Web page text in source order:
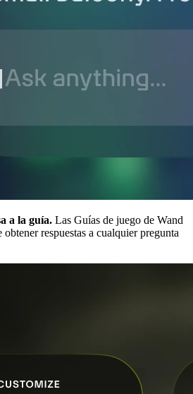
a la guía. Las Guías de juego de Wand
respuestas a cualquier pregunta